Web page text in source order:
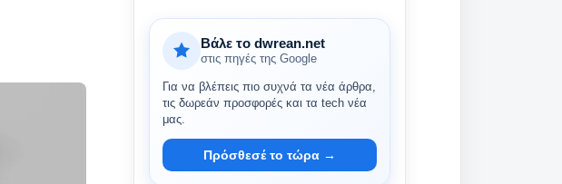
Βάλε το dwrean.net
στις πηγές της Google
Για να βλέπεις πιο συχνά τα νέα άρθρα,
τις δωρεάν προσφορές και τα tech νέα
μας.
Πρόσθεσέ το τώρα →